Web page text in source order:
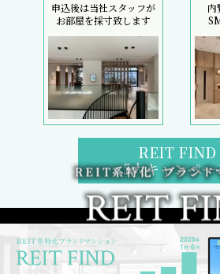
申込後は当社スタッフが
お部屋を採寸致します
内
REIT FIND
5大キャンペー